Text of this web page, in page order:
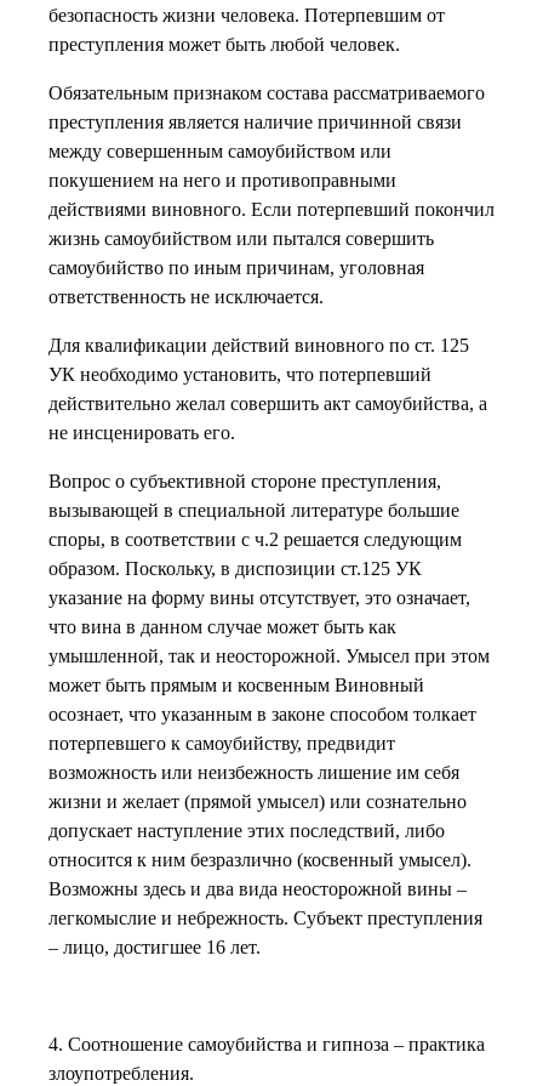
безопасность жизни человека. Потерпевшим от
преступления может быть любой человек.
Обязательным признаком состава рассматриваемого
преступления является наличие причинной связи
между совершенным самоубийством или
покушением на него и противоправными
действиями виновного. Если потерпевший покончил
жизнь самоубийством или пытался совершить
самоубийство по иным причинам, уголовная
ответственность не исключается.
Для квалификации действий виновного по ст. 125
УК необходимо установить, что потерпевший
действительно желал совершить акт самоубийства, а
не инсценировать его.
Вопрос о субъективной стороне преступления,
вызывающей в специальной литературе большие
споры, в соответствии с ч.2 решается следующим
образом. Поскольку, в диспозиции ст.125 УК
указание на форму вины отсутствует, это означает,
что вина в данном случае может быть как
умышленной, так и неосторожной. Умысел при этом
может быть прямым и косвенным Виновный
осознает, что указанным в законе способом толкает
потерпевшего к самоубийству, предвидит
возможность или неизбежность лишение им себя
жизни и желает (прямой умысел) или сознательно
допускает наступление этих последствий, либо
относится к ним безразлично (косвенный умысел).
Возможны здесь и два вида неосторожной вины –
легкомыслие и небрежность. Субъект преступления
– лицо, достигшее 16 лет.
4. Соотношение самоубийства и гипноза – практика
злоупотребления.